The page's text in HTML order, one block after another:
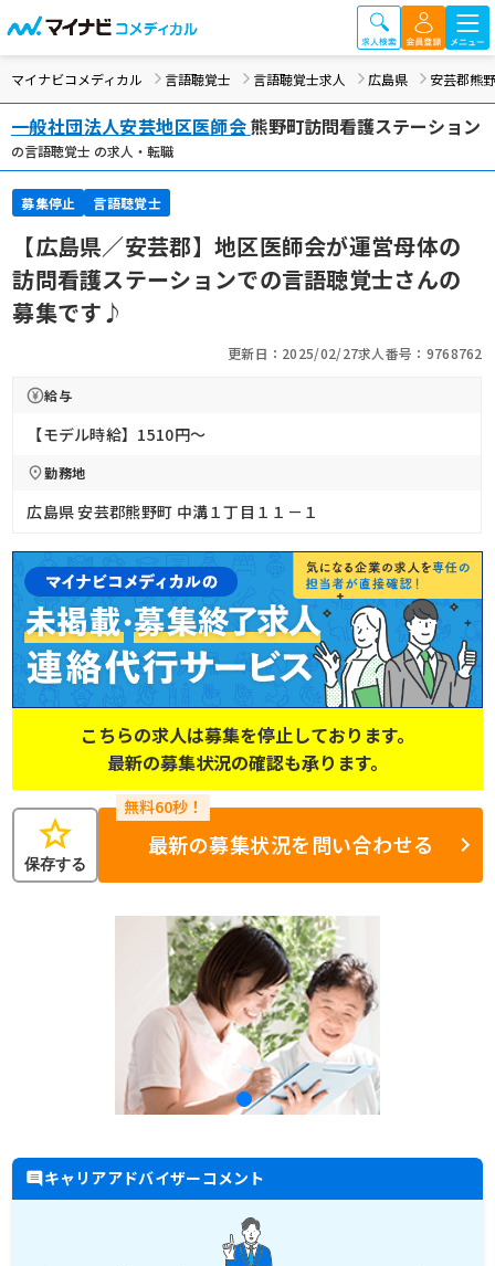
マイナビコメディカル 言語聴覚士 言語聴覚士求人 広島県 安芸郡熊
一般社団法人安芸地区医師会熊野町訪問看護ステーション
の言語聴覚士 の求人・転職
募集停止 言語聴覚士
【広島県／安芸郡】地区医師会が運営母体の
訪問看護ステーションでの言語聴覚士さんの
募集です♪
更新日：2025/02/27求人番号：9768762
給与
【モデル時給】1510円〜
勤務地
広島県 安芸郡熊野町 中溝１丁目１１－１
こちらの求人は募集を停止しております。
最新の募集状況の確認も承ります。
star
保存する
最新の募集状況を問い合わせる
キャリアアドバイザーコメント